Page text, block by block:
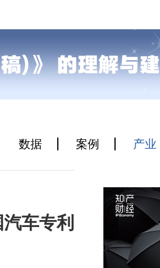
数据 案例 产业
车专利